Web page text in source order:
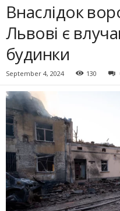
Внаслідок
Львові є
будинки
September 4, 2024 130